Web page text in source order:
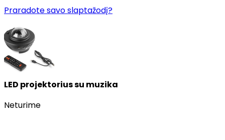
Praradote savo slaptažodį?
LED projektorius su muzika
Neturime